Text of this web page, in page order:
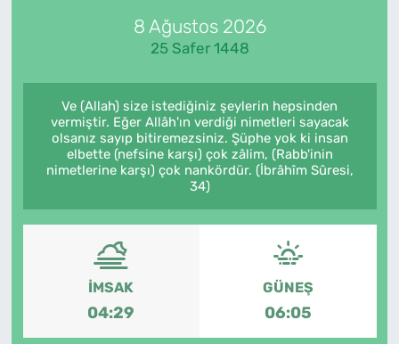
8 Ağustos 2026
25 Safer 1448
Ve (Allah) size istediğiniz şeylerin hepsinden
vermiştir. Eğer Allâh'ın verdiği nimetleri sayacak
olsanız sayıp bitiremezsiniz. Şüphe yok ki insan
elbette (nefsine karşı) çok zâlim, (Rabb'inin
nimetlerine karşı) çok nankördür. (İbrâhîm Sûresi,
34)
İMSAK
04:29
GÜNEŞ
06:05
MAGAZİN
Son Dakika Haberleri